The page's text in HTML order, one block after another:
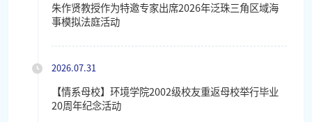
朱作贤教授作为特邀专家出席2026年泛珠三角区域海
事模拟法庭活动
2026.07.31
【情系母校】环境学院2002级校友重返母校举行毕业
20周年纪念活动